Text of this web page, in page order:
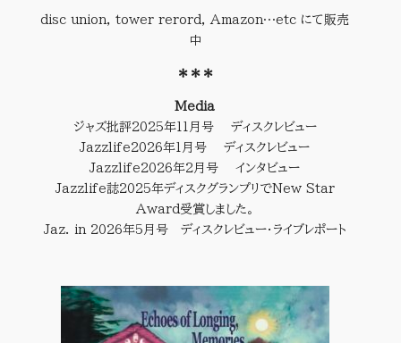
disc union, tower rerord, Amazon…etc にて販売
中
＊ ＊ ＊
Media
ジャズ批評2025年11月号 ディスクレビュー
Jazzlife2026年1月号 ディスクレビュー
Jazzlife2026年2月号 インタビュー
Jazzlife誌2025年ディスクグランプリでNew Star
Award受賞しました。
Jaz. in 2026年5月号 ディスクレビュー・ライブレポート